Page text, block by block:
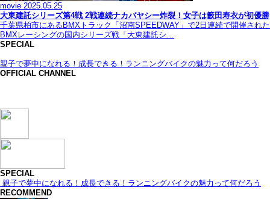
movie 2025.05.25
大東建託シリーズ第4戦 2戦連続ナカバヤシー炸裂！女子は籔田寿衣が初優勝
千葉県柏市にあるBMXトラック「沼南SPEEDWAY」で2日連続で開催された
BMXレーシングの国内シリーズ戦「大東建託シ…
SPECIAL
親子で夢中になれる！成長できる！ランニングバイクの魅力って何だろう
OFFICIAL CHANNEL
SPECIAL
親子で夢中になれる！成長できる！ランニングバイクの魅力って何だろう
RECOMMEND